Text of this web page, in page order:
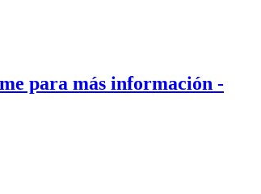
para más información -